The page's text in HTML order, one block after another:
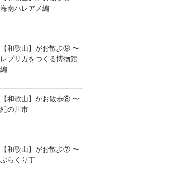
海南ハレアメ編
【和歌山】がお散歩⑨ 〜
レプリカをつくる博物館
編
【和歌山】がお散歩⑧ 〜
紀の川市
【和歌山】がお散歩⑦ 〜
ぶらくり丁